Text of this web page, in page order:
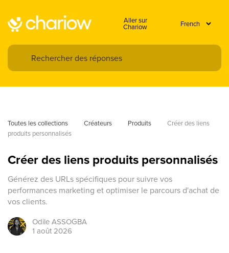
Aller sur
Chariow
Toutes les collections Créateurs Produits
Créer des liens
produits personnalisés
Créer des liens produits personnalisés
Générez des URLs spécifiques pour suivre vos
performances marketing et optimiser le parcours d'achat de
vos clients.
OdileASSOGBA
1 août 2026